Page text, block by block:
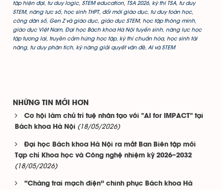
tập hiện đại, tư duy logic, STEM education, TSA 2026, kỳ thi TSA, tư duy
STEM, năng lực số, học sinh THPT, đổi mới giáo dục, tư duy toán học,
công dân số, Gen Z và giáo dục, giáo dục STEM, học tập thông minh,
giáo dục Việt Nam, Đại học Bách khoa Hà Nội tuyển sinh, năng lực học
tập tương lai, truyền cảm hứng học tập, kỳ thi chuẩn hóa, học sinh tài
năng, tư duy phân tích, kỹ năng giải quyết vấn đề, AI và STEM
NHỮNG TIN MỚI HƠN
Cơ hội làm chủ trí tuệ nhân tạo với "AI for IMPACT" tại
Bách khoa Hà Nội (18/05/2026)
Đại học Bách khoa Hà Nội ra mắt Ban Biên tập mới
Tạp chí Khoa học và Công nghệ nhiệm kỳ 2026–2032
(18/05/2026)
“Chàng trai mạch điện” chinh phục Bách khoa Hà